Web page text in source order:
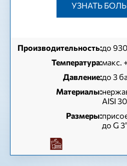
УЗНАТЬ
Производительность:до
Температура:макс.
Давление:до 3
Материалы:
AISI
Размеры:
до G